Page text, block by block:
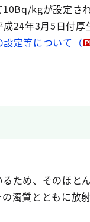
kgが設定され
24年3月5日付厚
定等について（
ため、そのほと
濁質とともに放